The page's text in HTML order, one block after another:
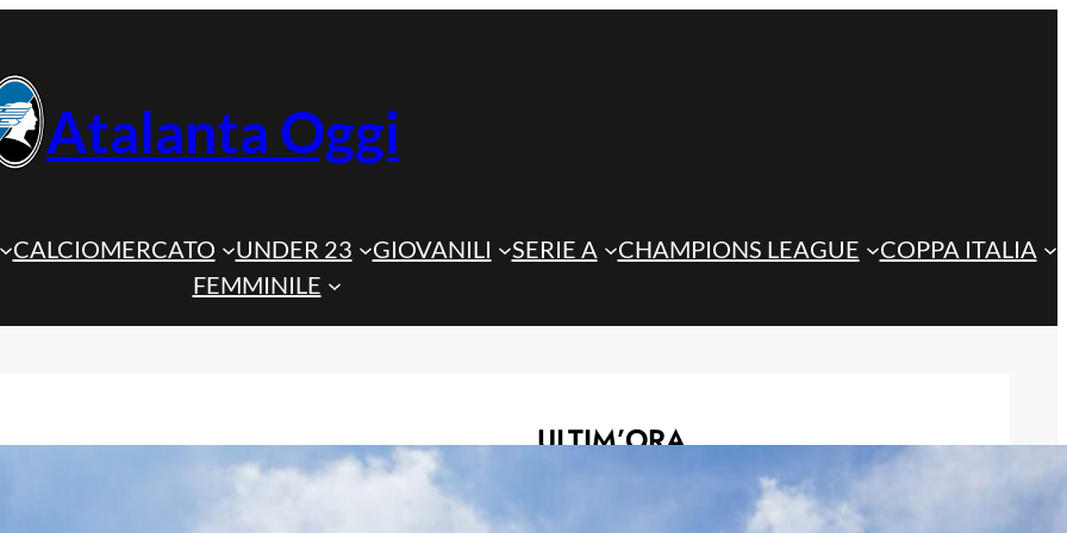
Atalanta Oggi
CALCIOMERCATO UNDER 23 GIOVANILI SERIE A CHAMPIONS LEAGUE
COPPA ITALIA
FEMMINILE
ULTIM’ORA
Sulemana nel mirino del Torino, ma
l’operazione è legata alle cessioni